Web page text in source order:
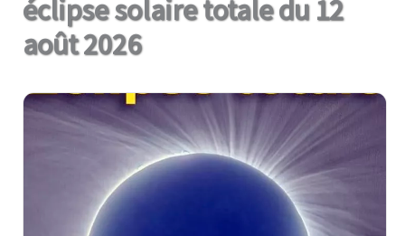
éclipse solaire totale du 12
août 2026